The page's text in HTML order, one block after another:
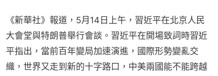
《新華社》報道，5月14日上午，習近平在北京人民
大會堂與特朗普舉行會談。習近平在開場致詞時習近
平指出，當前百年變局加速演進，國際形勢變亂交
織，世界又走到新的十字路口，中美兩國能不能跨越